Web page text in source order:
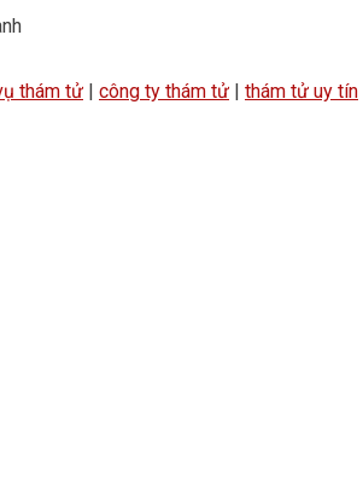
thám tử | công ty thám tử | thám tử uy tín